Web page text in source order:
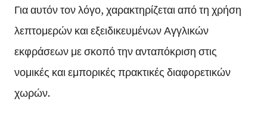
Για αυτόν τον λόγο, χαρακτηρίζεται από τη χρήση
λεπτομερών και εξειδικευμένων Αγγλικών
εκφράσεων με σκοπό την ανταπόκριση στις
νομικές και εμπορικές πρακτικές διαφορετικών
χωρών.